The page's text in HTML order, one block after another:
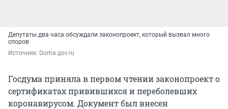
Депутаты два часа обсуждали законопроект, который вызвал много
споров
Источник: Duma.gov.ru
Госдума приняла в первом чтении законопроект о
сертификатах привившихся и переболевших
коронавирусом. Документ был внесен